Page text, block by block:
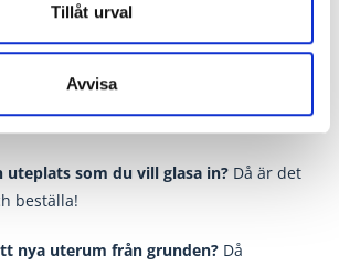
Tillåt urval
Avvisa
spårprofiler
uteplats som du vill glasa in? Då är det
beställa!
nya uterum från grunden? Då